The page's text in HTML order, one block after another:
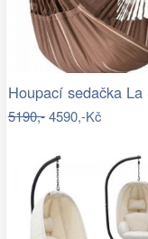
5190,-4590,-Kč